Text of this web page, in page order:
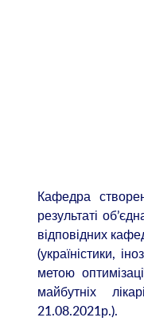
Кафедра
результаті
відповідних
(україністики,
метою
майбутніх
21.08.2021р.).